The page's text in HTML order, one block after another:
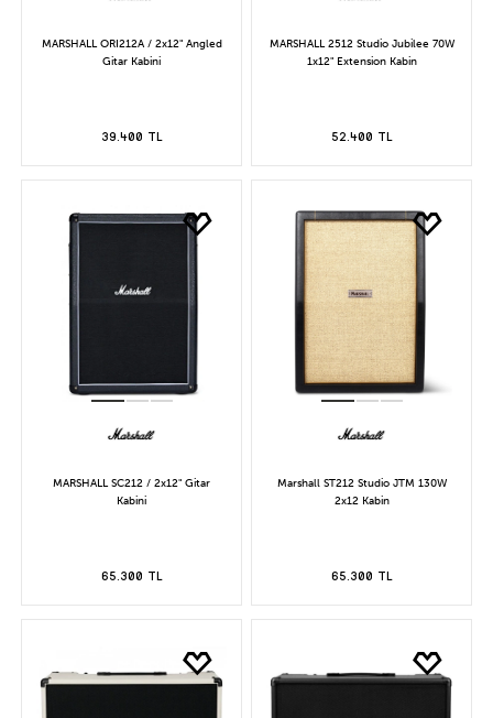
MARSHALL ORI212A / 2x12" Angled
Gitar Kabini
39.400 TL
MARSHALL 2512 Studio Jubilee 70W
1x12" Extension Kabin
52.400 TL
MARSHALL SC212 / 2x12" Gitar
Kabini
65.300 TL
Marshall ST212 Studio JTM 130W
2x12 Kabin
65.300 TL